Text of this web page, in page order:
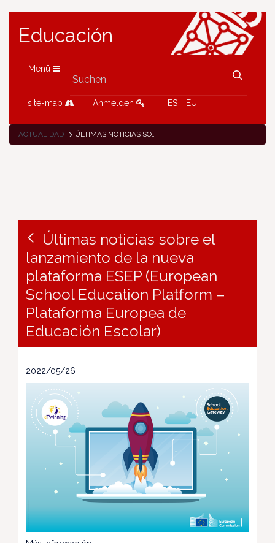
Educación
Menü
site-map Anmelden ES EU
ACTUALIDAD ÚLTIMAS NOTICIAS SOBRE EL LANZAMIENTO DE LA NUEVA PLATAFORMA ESEP (EUROPEAN SCHOOL EDUCATION PLATFORM – PLATAFORMA EUROPEA DE EDUCACIÓN ESCOLAR)
Últimas noticias sobre el
lanzamiento de la nueva
plataforma ESEP (European
School Education Platform –
Plataforma Europea de
Educación Escolar)
2022/05/26